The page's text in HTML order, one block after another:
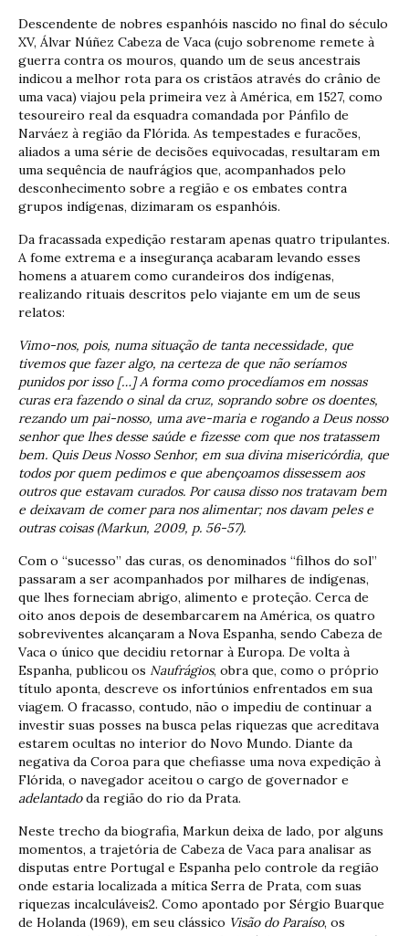
Descendente de nobres espanhóis nascido no final do século
XV, Álvar Núñez Cabeza de Vaca (cujo sobrenome remete à
guerra contra os mouros, quando um de seus ancestrais
indicou a melhor rota para os cristãos através do crânio de
uma vaca) viajou pela primeira vez à América, em 1527, como
tesoureiro real da esquadra comandada por Pánfilo de
Narváez à região da Flórida. As tempestades e furacões,
aliados a uma série de decisões equivocadas, resultaram em
uma sequência de naufrágios que, acompanhados pelo
desconhecimento sobre a região e os embates contra
grupos indígenas, dizimaram os espanhóis.
Da fracassada expedição restaram apenas quatro tripulantes.
A fome extrema e a insegurança acabaram levando esses
homens a atuarem como curandeiros dos indígenas,
realizando rituais descritos pelo viajante em um de seus
relatos:
Vimo-nos, pois, numa situação de tanta necessidade, que
tivemos que fazer algo, na certeza de que não seríamos
punidos por isso […] A forma como procedíamos em nossas
curas era fazendo o sinal da cruz, soprando sobre os doentes,
rezando um pai-nosso, uma ave-maria e rogando a Deus nosso
senhor que lhes desse saúde e fizesse com que nos tratassem
bem. Quis Deus Nosso Senhor, em sua divina misericórdia, que
todos por quem pedimos e que abençoamos dissessem aos
outros que estavam curados. Por causa disso nos tratavam bem
e deixavam de comer para nos alimentar; nos davam peles e
outras coisas (Markun, 2009, p. 56-57).
Com o “sucesso” das curas, os denominados “filhos do sol”
passaram a ser acompanhados por milhares de indígenas,
que lhes forneciam abrigo, alimento e proteção. Cerca de
oito anos depois de desembarcarem na América, os quatro
sobreviventes alcançaram a Nova Espanha, sendo Cabeza de
Vaca o único que decidiu retornar à Europa. De volta à
Espanha, publicou os Naufrágios, obra que, como o próprio
título aponta, descreve os infortúnios enfrentados em sua
viagem. O fracasso, contudo, não o impediu de continuar a
investir suas posses na busca pelas riquezas que acreditava
estarem ocultas no interior do Novo Mundo. Diante da
negativa da Coroa para que chefiasse uma nova expedição à
Flórida, o navegador aceitou o cargo de governador e
adelantadoda região do rio da Prata.
Neste trecho da biografia, Markun deixa de lado, por alguns
momentos, a trajetória de Cabeza de Vaca para analisar as
disputas entre Portugal e Espanha pelo controle da região
onde estaria localizada a mítica Serra de Prata, com suas
riquezas incalculáveis2. Como apontado por Sérgio Buarque
de Holanda (1969), em seu clássico Visão do Paraíso, os